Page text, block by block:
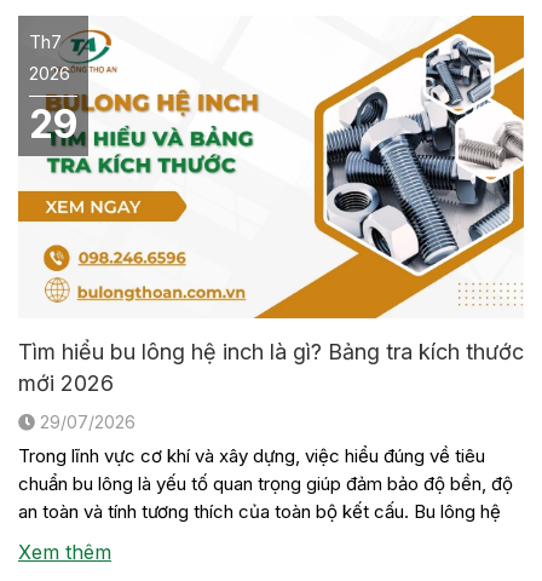
Th7
2026
29
Tìm hiểu bu lông hệ inch là gì? Bảng tra kích thước
mới 2026
29/07/2026
Trong lĩnh vực cơ khí và xây dựng, việc hiểu đúng về tiêu
chuẩn bu lông là yếu tố quan trọng giúp đảm bảo độ bền, độ
an toàn và tính tương thích của toàn bộ kết cấu. Bu lông hệ
inch là một trong những loại bu lông được sử dụng phổ biến
trong […]
Xem thêm